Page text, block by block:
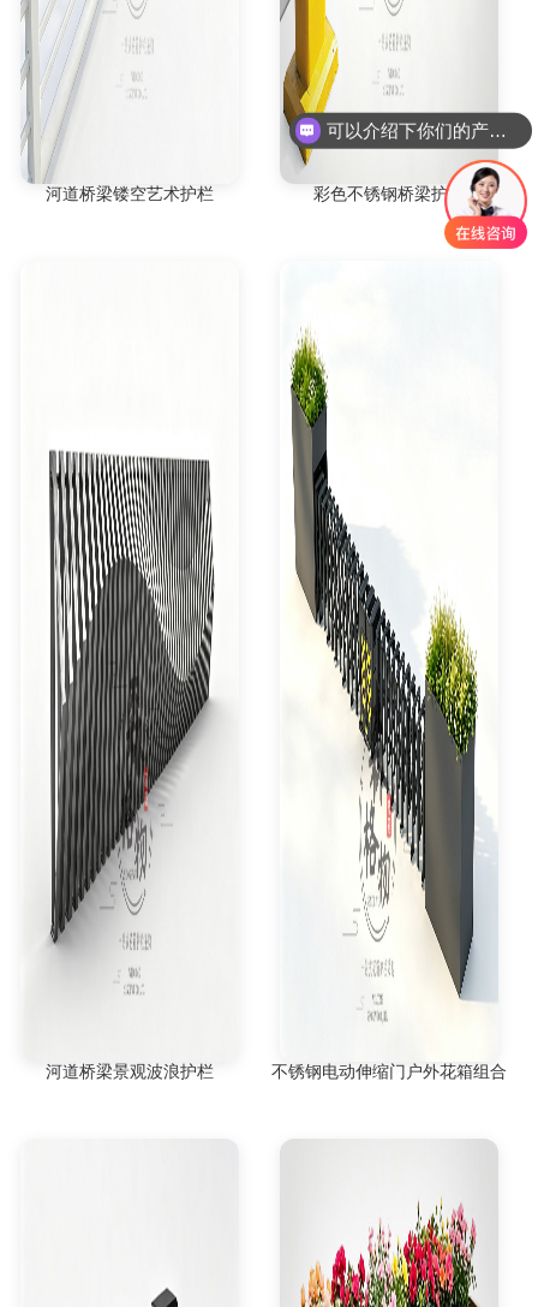
河道桥梁镂空艺术护栏 彩色不锈钢桥梁护栏
河道桥梁景观波浪护栏 不锈钢电动伸缩门户外花箱组合
可以介绍下你们的产品么